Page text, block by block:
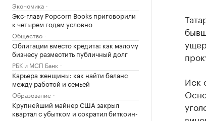
Экономика
Экс-главу Popcorn Books приговорили
к четырем годам условно
Общество
Облигации вместо кредита: как малому
бизнесу разместить публичный долг
РБК и МСП Банк
Карьера женщины: как найти баланс
между работой и семьей
Образование
Крупнейший майнер США закрыл
квартал с убытком и сократил биткоин-
Иск